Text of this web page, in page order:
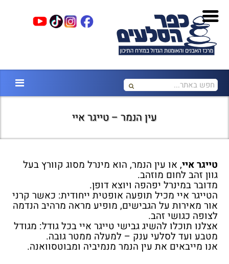
עין הנמר – טייגר איי
טייגר איי, או עין הנמר, הוא מינרל מסוג קוורץ בעל
גוון זהב לחום מוזהב.
מדובר במינרל יפהפה ויוצא דופן.
הטייגר איי מכיל תופעה אופטית ייחודית: כאשר קרני
אור מאירות על הגבישים, מופיע מראה מרהיב הנדמה
לצופה כגושי זהב.
אצלנו תוכלו להשיג גבישי טייגר איי בכל גודל: מגודל
מטבע ועד לסלעי ענק – למעלה ממטר גובה.
אנו מייבאים את עין הנמר מנמיביה ומבוטסוואנה.